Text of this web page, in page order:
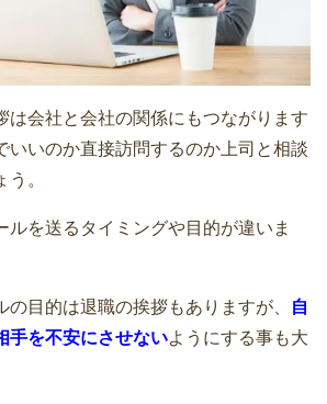
は会社と会社の関係にもつながります
いいのか直接訪問するのか上司と相談
。
ルを送るタイミングや目的が違いま
の目的は退職の挨拶もありますが、
自
手を不安にさせないようにする事も大